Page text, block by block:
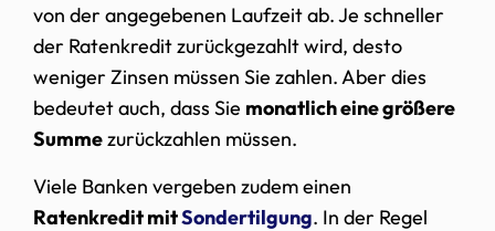
von der angegebenen Laufzeit ab. Je schneller
der Ratenkredit zurückgezahlt wird, desto
weniger Zinsen müssen Sie zahlen. Aber dies
bedeutet auch, dass Sie monatlich eine größere
Summezurückzahlen müssen.
Viele Banken vergeben zudem einen
Ratenkredit mitSondertilgung. In der Regel